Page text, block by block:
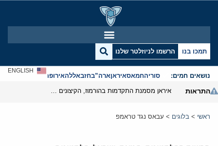
תמכו בנו הרשמו לניוזלטר שלנו
נושאים חמים: סוריהחמאסאיראןארה”בחזבאללהאירופהאנטישמיות
ENGLISH
התראות
ראשי > בלוגים > עבאס נגד טראמפ